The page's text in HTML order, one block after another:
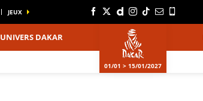
JEUX
UNIVERS DAKAR
01/01 > 15/01/2027